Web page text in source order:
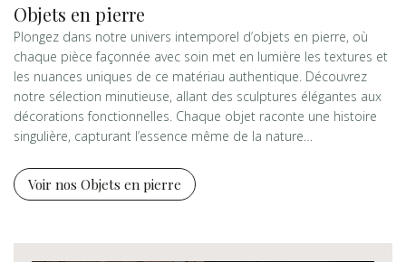
Objets en pierre
Plongez dans notre univers intemporel d’objets en pierre, où
chaque pièce façonnée avec soin met en lumière les textures et
les nuances uniques de ce matériau authentique. Découvrez
notre sélection minutieuse, allant des sculptures élégantes aux
décorations fonctionnelles. Chaque objet raconte une histoire
singulière, capturant l’essence même de la nature…
Voir nos Objets en pierre